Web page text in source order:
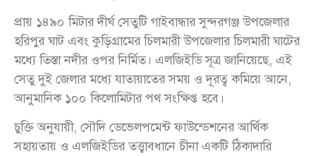
প্রায় ১৪৯০ মিটার দীর্ঘ সেতুটি গাইবান্ধার সুন্দরগঞ্জ উপজেলার
হরিপুর ঘাট এবং কুড়িগ্রামের চিলমারী উপজেলার চিলমারী ঘাটের
মধ্যে তিস্তা নদীর ওপর নির্মিত। এলজিইডি সূত্র জানিয়েছে, এই
সেতু দুই জেলার মধ্যে যাতায়াতের সময় ও দূরত্ব কমিয়ে আনে,
আনুমানিক ১০০ কিলোমিটার পথ সংক্ষিপ্ত হবে।
চুক্তি অনুযায়ী, সৌদি ডেভেলপমেন্ট ফাউন্ডেশনের আর্থিক
সহায়তায় ও এলজিইডির তত্ত্বাবধানে চীনা একটি ঠিকাদারি